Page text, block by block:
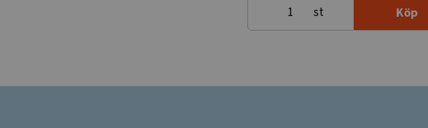
st Köp